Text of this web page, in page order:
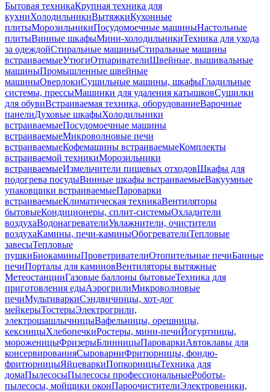
Бытовая техникаКрупная техника для
кухниХолодильникиВытяжкиКухонные
плитыМорозильникиПосудомоечные машиныНастольные
плитыВинные шкафыМини-холодильникиТехника для ухода
за одеждойСтиральные машиныСтиральные машины
встраиваемыеУтюгиОтпаривателиШвейные, вышивальные
машиныПромышленные швейные
машиныОверлокиСушильные машины, шкафыГладильные
системы, прессыМашинки для удаления катышковСушилки
для обувиВстраиваемая техника, оборудованиеВарочные
панелиДуховые шкафыХолодильники
встраиваемыеПосудомоечные машины
встраиваемыеМикроволновые печи
встраиваемыеКофемашины встраиваемыеКомплекты
встраиваемой техникиМорозильники
встраиваемыеИзмельчители пищевых отходовШкафы для
подогрева посудыВинные шкафы встраиваемыеВакуумные
упаковщики встраиваемыеПароварки
встраиваемыеКлиматическая техникаВентиляторы
бытовыеКондиционеры, сплит-системыОхладители
воздухаВодонагревателиУвлажнители, очистители
воздухаКамины, печи-каминыОбогревателиТепловые
завесыТепловые
пушкиБиокаминыПроветривателиОтопительные печиБанные
печиПорталы для каминовВентиляторы вытяжные
МетеостанцииГазовые баллоны бытовыеТехника для
приготовления едыАэрогрилиМикроволновые
печиМультиваркиСэндвичницы, хот-дог
мейкерыТостерыЭлектрогрили,
электрошашлычницыВафельницы, орешницы,
кексницыХлебопечкиРостеры, мини-печиЙогуртницы,
мороженицыФризерыБлинницыПароваркиАвтоклавы для
консервированияСыроварниФритюрницы, фондю-
фритюрницыЯйцеваркиПопкорницыТехника для
домаПылесосыПылесосы профессиональныеРоботы-
пылесосы, мойщики оконПароочистителиЭлектровеники,